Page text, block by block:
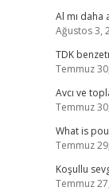
Al mı daha
Ağustos 3,
TDK
Temmuz
Avcı ve
Temmuz
What is
Temmuz
Koşullu
Temmuz